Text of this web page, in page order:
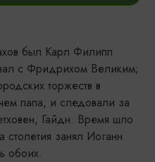
был Карл Филипп
с Фридрихом Великим;
торжеств в
папа, и следовали за
Гайдн. Время шло
столетия занял Иоганн
обоих.